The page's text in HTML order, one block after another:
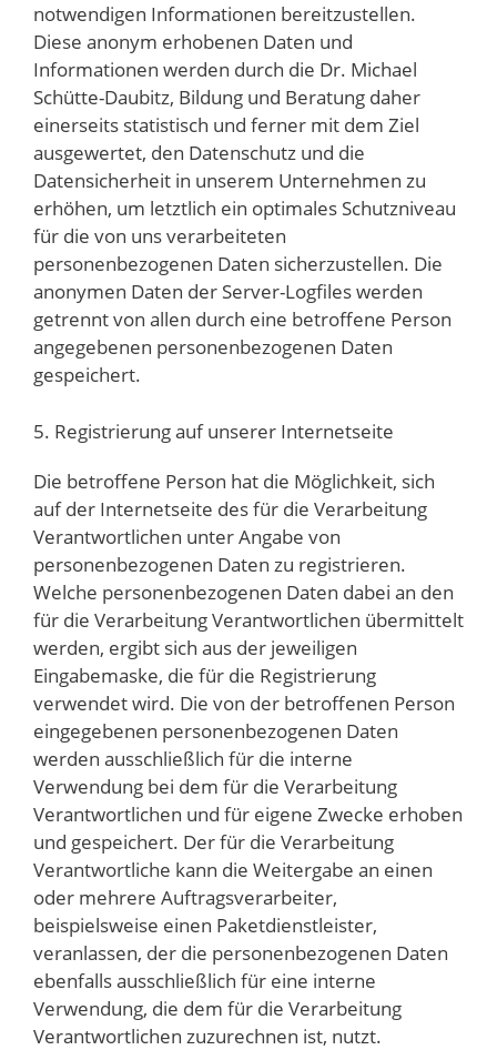
notwendigen Informationen bereitzustellen.
Diese anonym erhobenen Daten und
Informationen werden durch die Dr. Michael
Schütte-Daubitz, Bildung und Beratung daher
einerseits statistisch und ferner mit dem Ziel
ausgewertet, den Datenschutz und die
Datensicherheit in unserem Unternehmen zu
erhöhen, um letztlich ein optimales Schutzniveau
für die von uns verarbeiteten
personenbezogenen Daten sicherzustellen. Die
anonymen Daten der Server-Logfiles werden
getrennt von allen durch eine betroffene Person
angegebenen personenbezogenen Daten
gespeichert.
5. Registrierung auf unserer Internetseite
Die betroffene Person hat die Möglichkeit, sich
auf der Internetseite des für die Verarbeitung
Verantwortlichen unter Angabe von
personenbezogenen Daten zu registrieren.
Welche personenbezogenen Daten dabei an den
für die Verarbeitung Verantwortlichen übermittelt
werden, ergibt sich aus der jeweiligen
Eingabemaske, die für die Registrierung
verwendet wird. Die von der betroffenen Person
eingegebenen personenbezogenen Daten
werden ausschließlich für die interne
Verwendung bei dem für die Verarbeitung
Verantwortlichen und für eigene Zwecke erhoben
und gespeichert. Der für die Verarbeitung
Verantwortliche kann die Weitergabe an einen
oder mehrere Auftragsverarbeiter,
beispielsweise einen Paketdienstleister,
veranlassen, der die personenbezogenen Daten
ebenfalls ausschließlich für eine interne
Verwendung, die dem für die Verarbeitung
Verantwortlichen zuzurechnen ist, nutzt.